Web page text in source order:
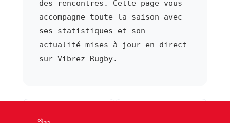
des rencontres. Cette page vous
accompagne toute la saison avec
ses statistiques et son
actualité mises à jour en direct
sur Vibrez Rugby.
Andre Cunha